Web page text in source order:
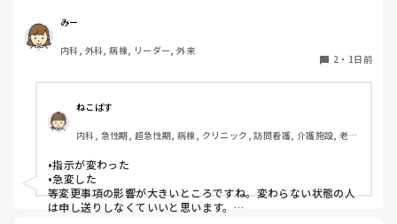
りと記録に残していない場合はとても困ることが増えまし
た。申し送り自体は存在していますが、後残業もなくす風潮
で、5分以内で終わるように、と言われています。
人にもよるのですが、端的な申し送りのためにこれだけは知
っておきたい内容は何ですか？？
みー
内科, 外科, 病棟, リーダー, 外来
2 ・ 1日前
ねこばす
内科, 急性期, 超急性期, 病棟, クリニック, 訪問看護, 介護施設, 老健
末期, 透析, 保育園・学校, SCU, 派遣, 小規模多機能, 看護多機能
•指示が変わった
•急変した
等変更事項の影響が大きいところですね。変わらない状態の人
は申し送りしなくていいと思います。